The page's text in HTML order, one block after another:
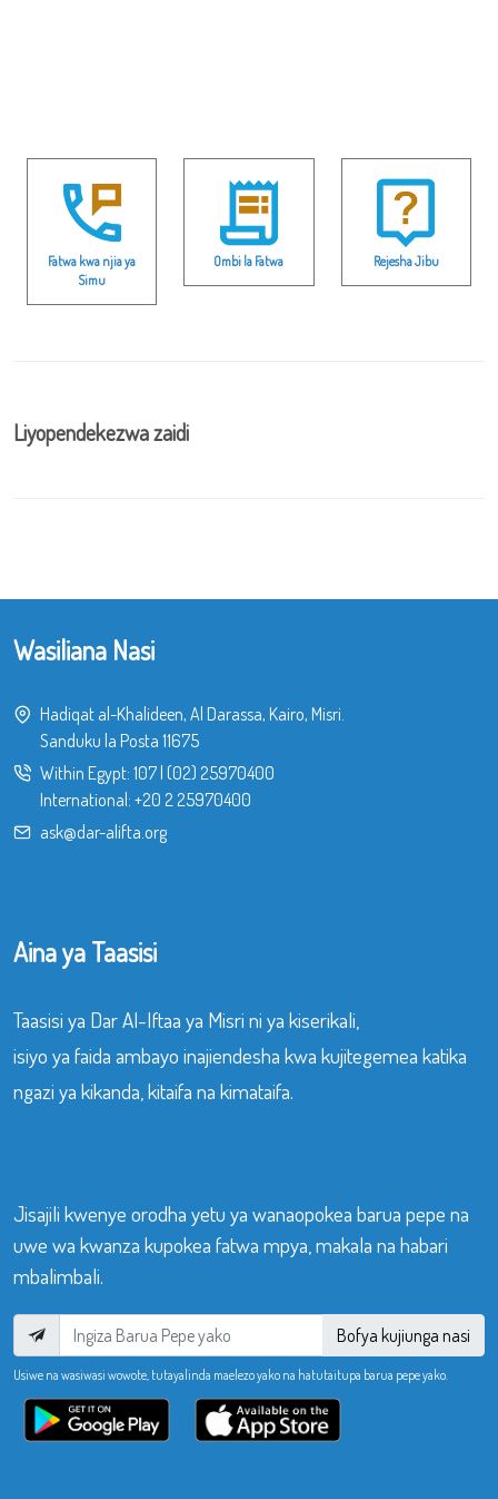
Fatwa kwa njia ya
Simu
Ombi la Fatwa Rejesha Jibu
Liyopendekezwa zaidi
Wasiliana Nasi
Hadiqat al-Khalideen, Al Darassa, Kairo, Misri.
Sanduku la Posta 11675
Within Egypt: 107| (02) 25970400
International: +20 2 25970400
ask@dar-alifta.org
Aina ya Taasisi
Taasisi ya Dar Al-Iftaa ya Misri ni ya kiserikali,
isiyo ya faida ambayo inajiendesha kwa kujitegemea katika
ngazi ya kikanda, kitaifa na kimataifa.
Jisajili kwenye orodha yetu ya wanaopokea barua pepe na
uwe wa kwanza kupokea fatwa mpya, makala na habari
mbalimbali.
Bofya kujiunga nasi
Usiwe na wasiwasi wowote, tutayalinda maelezo yako na hatutaitupa barua pepe yako.